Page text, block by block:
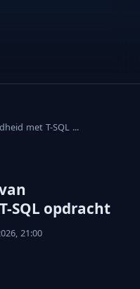
met T-SQL ...
SQL opdracht
21:00